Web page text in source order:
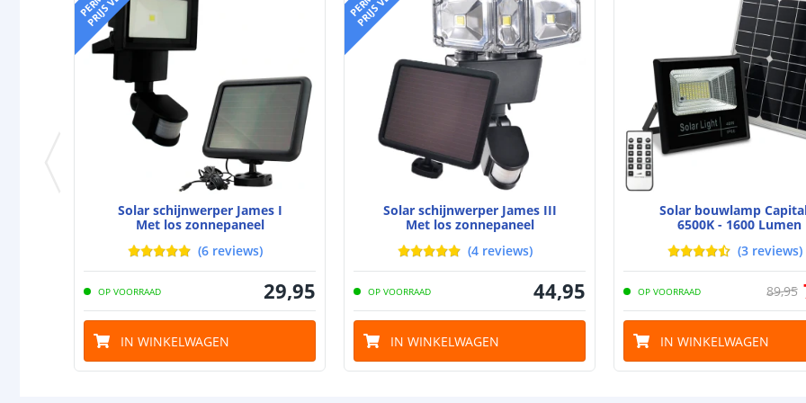
Capaciteit
Aantal
Laadtijd
Brandduur
Type paneel
Solar schijnwerper James I
Met los zonnepaneel
(6 reviews)
OP VOORRAAD 29,95
IN WINKELWAGEN
Solar schijnwerper James III
Met los zonnepaneel
(4 reviews)
OP VOORRAAD 44,95
IN WINKELWAGEN
Solar bouwlamp
6500K - 1600 Lumen
(3 reviews)
OP VOORRAAD 89,95
IN WINKELWAGEN